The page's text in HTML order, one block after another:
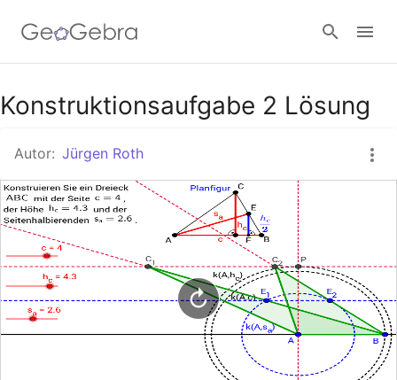
Google Classroom
GeoGebra Classroom
Anmelden
Konstruktionsaufgabe 2 Lösung
Autor: Jürgen Roth